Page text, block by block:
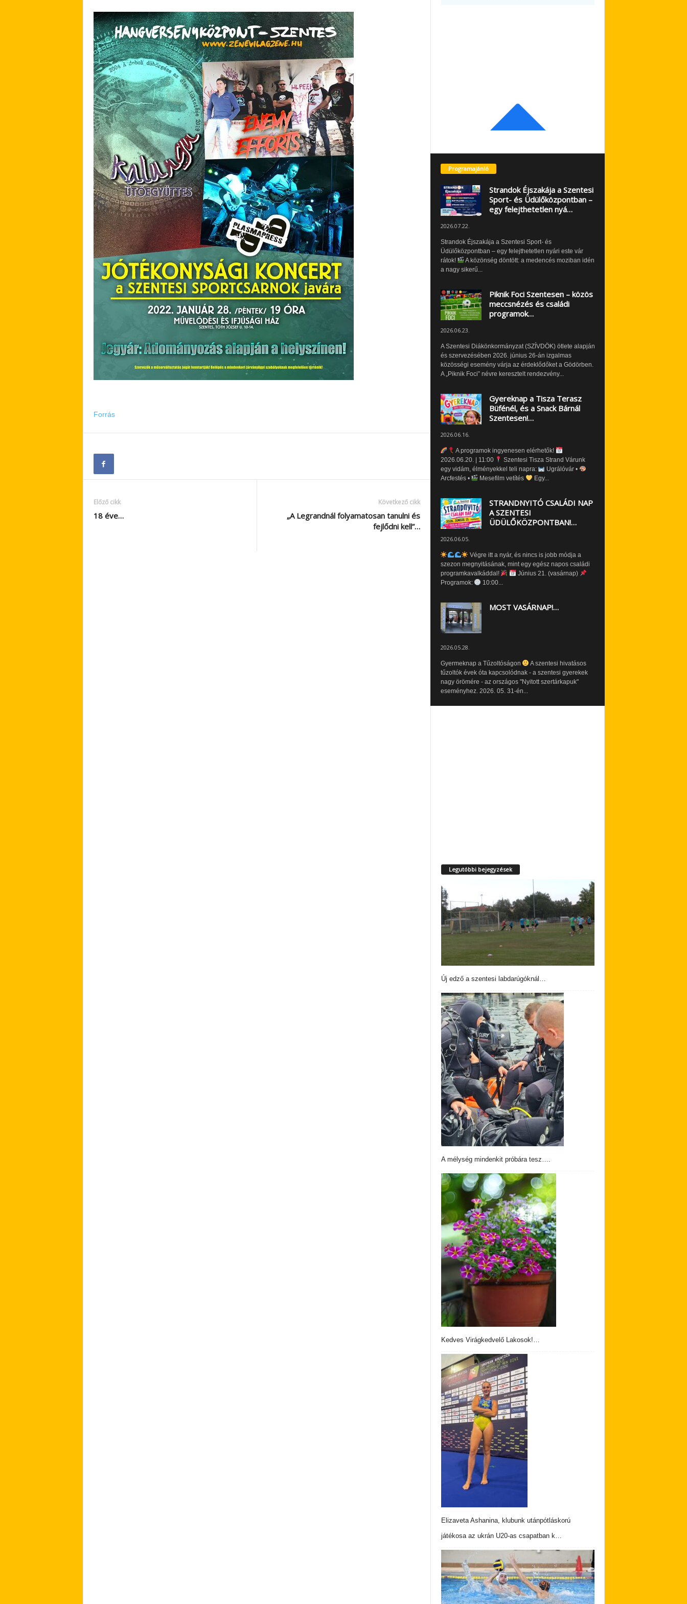
Forrás
Előző cikk
18 éve…
Következő cikk
„A Legrandnál folyamatosan tanulni és
fejlődni kell”…
Programajánló
Strandok Éjszakája a Szentesi
Sport- és Üdülőközpontban –
egy felejthetetlen nyá…
2026.07.22.
Strandok Éjszakája a Szentesi Sport- és
Üdülőközpontban – egy felejthetetlen nyári este vár
rátok!
A közönség döntött: a medencés moziban idén
a nagy sikerű...
Piknik Foci Szentesen – közös
meccsnézés és családi
programok…
2026.06.23.
A Szentesi Diákönkormányzat (SZÍVDÖK) ötlete alapján
és szervezésében 2026. június 26-án izgalmas
közösségi esemény várja az érdeklődőket a Gödörben.
A „Piknik Foci” névre keresztelt rendezvény...
Gyereknap a Tisza Terasz
Büfénél, és a Snack Bárnál
Szentesen!…
2026.06.16.
A programok ingyenesen elérhetők!
2026.06.20. | 11:00
Szentesi Tisza Strand Várunk
egy vidám, élményekkel teli napra:
Ugrálóvár •
Arcfestés •
Mesefilm vetítés Egy...
STRANDNYITÓ CSALÁDI NAP
A SZENTESI
ÜDÜLŐKÖZPONTBAN!…
2026.06.05.
Végre itt a nyár, és nincs is jobb módja a
szezon megnyitásának, mint egy egész napos családi
programkavalkáddal!
Június 21. (vasárnap)
Programok:
10:00...
MOST VASÁRNAP!…
2026.05.28.
Gyermeknap a Tűzoltóságon
A szentesi hivatásos
tűzoltók évek óta kapcsolódnak - a szentesi gyerekek
nagy örömére - az országos "Nyitott szertárkapuk"
eseményhez. 2026. 05. 31-én...
Legutóbbi bejegyzések
Új edző a szentesi labdarúgóknál…
A mélység mindenkit próbára tesz….
Kedves Virágkedvelő Lakosok!…
Elizaveta Ashanina, klubunk utánpótláskorú
játékosa az ukrán U20-as csapatban k…